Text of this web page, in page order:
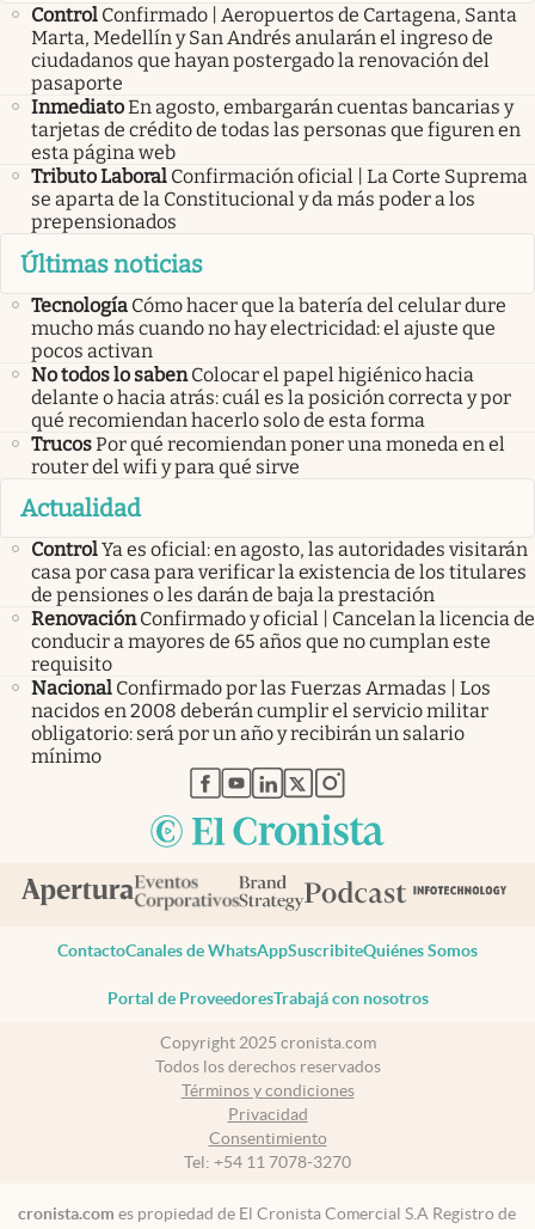
Control Confirmado | Aeropuertos de Cartagena, Santa
Marta, Medellín y San Andrés anularán el ingreso de
ciudadanos que hayan postergado la renovación del
pasaporte
InmediatoEn agosto, embargarán cuentas bancarias y
tarjetas de crédito de todas las personas que figuren en
esta página web
Tributo Laboral Confirmación oficial | La Corte Suprema
se aparta de la Constitucional y da más poder a los
prepensionados
Últimas noticias
Tecnología Cómo hacer que la batería del celular dure
mucho más cuando no hay electricidad: el ajuste que
pocos activan
No todos lo saben Colocar el papel higiénico hacia
delante o hacia atrás: cuál es la posición correcta y por
qué recomiendan hacerlo solo de esta forma
TrucosPor qué recomiendan poner una moneda en el
router del wifi y para qué sirve
Actualidad
ControlYa es oficial: en agosto, las autoridades visitarán
casa por casa para verificar la existencia de los titulares
de pensiones o les darán de baja la prestación
Renovación Confirmado y oficial | Cancelan la licencia de
conducir a mayores de 65 años que no cumplan este
requisito
Nacional Confirmado por las Fuerzas Armadas | Los
nacidos en 2008 deberán cumplir el servicio militar
obligatorio: será por un año y recibirán un salario
mínimo
abre en nueva pestaña
abre en nueva pestaña
abre en nueva pestaña
abre en nueva pestaña
abre en nueva pestaña
ContactoCanales de WhatsAppSuscribiteQuiénes Somos
Portal de ProveedoresTrabajá con nosotros
Copyright 2025 cronista.com
Todos los derechos reservados
Términos y condiciones
Privacidad
Consentimiento
Tel: +54 11 7078-3270
cronista.com es propiedad de El Cronista Comercial S.A Registro de